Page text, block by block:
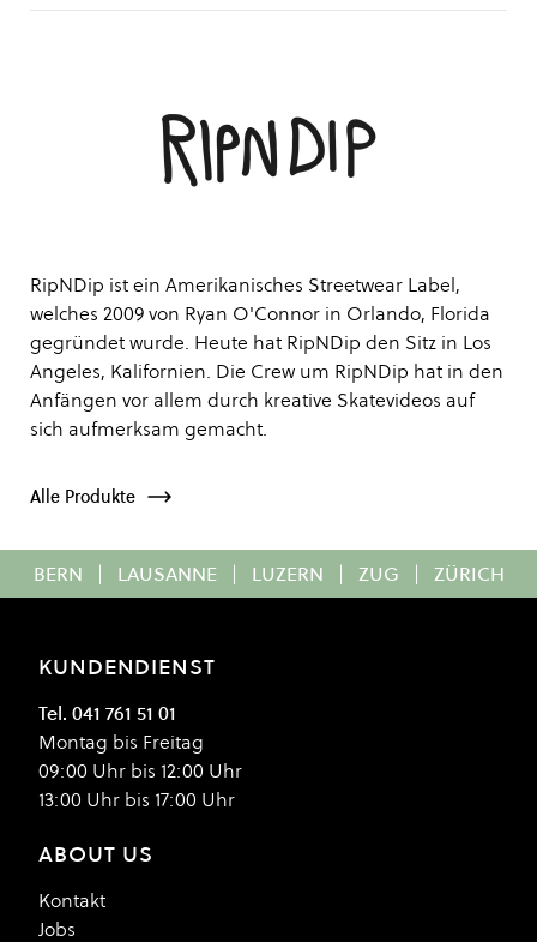
RipNDip ist ein Amerikanisches Streetwear Label,
welches 2009 von Ryan O'Connor in Orlando, Florida
gegründet wurde. Heute hat RipNDip den Sitz in Los
Angeles, Kalifornien. Die Crew um RipNDip hat in den
Anfängen vor allem durch kreative Skatevideos auf
sich aufmerksam gemacht.
Alle Produkte
BERN | LAUSANNE | LUZERN | ZUG | ZÜRICH
KUNDENDIENST
Tel. 041 761 51 01
Montag bis Freitag
09:00 Uhr bis 12:00 Uhr
13:00 Uhr bis 17:00 Uhr
ABOUT US
Kontakt
Jobs